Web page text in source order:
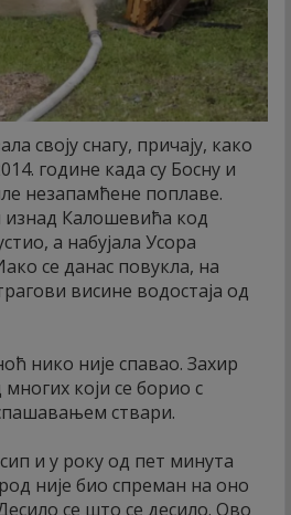
своју снагу, причају, како
године када су Босну и
незапамћене поплаве.
изнад Калошевића код
а набујала Усора
се данас повукла, на
висине водостаја од
нико није спавао. Захир
који се борио с
ствари.
и у року од пет минута
није био спреман на оно
се што се десило. Ово